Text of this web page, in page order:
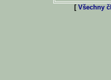
[ Všechny